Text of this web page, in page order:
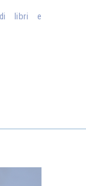
di libri e